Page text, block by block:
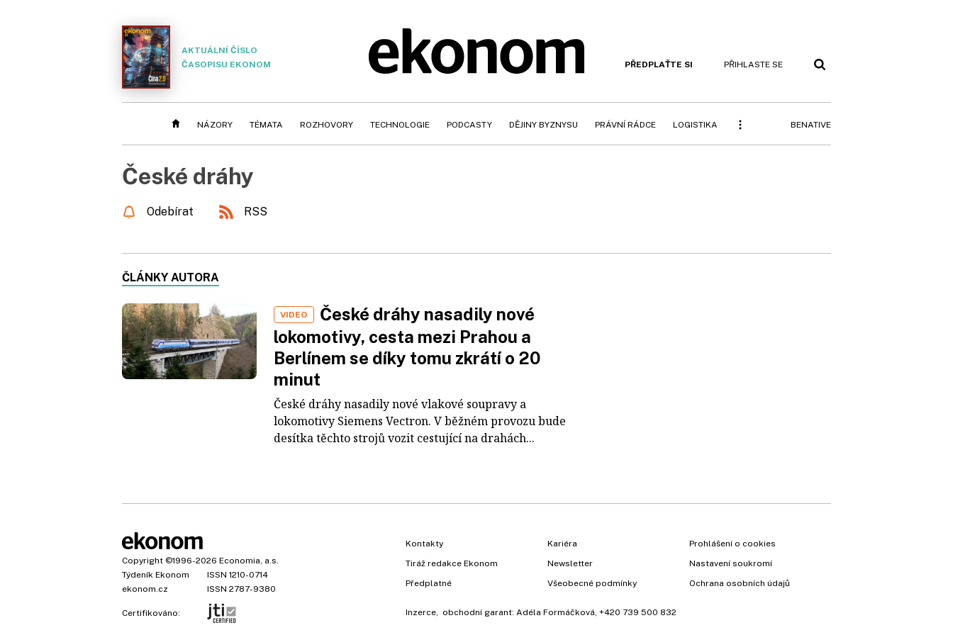
AKTUÁLNÍ ČÍSLO
ČASOPISU EKONOM
PŘEDPLAŤTE SI PŘIHLASTE SE
NÁZORY TÉMATA ROZHOVORY TECHNOLOGIE PODCASTY DĚJINY BYZNYSU PRÁVNÍ RÁDCE LOGISTIKA BENATIVE
České dráhy
Odebírat RSS
ČLÁNKY AUTORA
VIDEO
České dráhy nasadily nové
lokomotivy, cesta mezi Prahou a
Berlínem se díky tomu zkrátí o 20
minut
České dráhy nasadily nové vlakové soupravy a
lokomotivy Siemens Vectron. V běžném provozu bude
desítka těchto strojů vozit cestující na drahách...
Copyright ©1996-2026 Economia, a.s.
Týdeník Ekonom
ISSN 1210-0714
ekonom.cz
ISSN 2787-9380
Certifikováno:
Kontakty
Tiráž redakce Ekonom
Předplatné
Kariéra
Newsletter
Všeobecné podmínky
Prohlášení o cookies
Nastavení soukromí
Ochrana osobních údajů
Inzerce , obchodní garant: Adéla Formáčková +420 739 500 832